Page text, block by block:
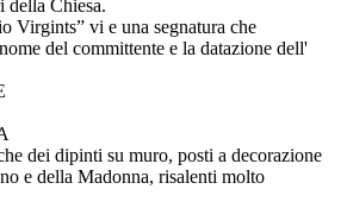
Chiesa.
Virgints” vi e una segnatura che
del committente e la datazione dell'
dei dipinti su muro, posti a decorazione
e della Madonna, risalenti molto